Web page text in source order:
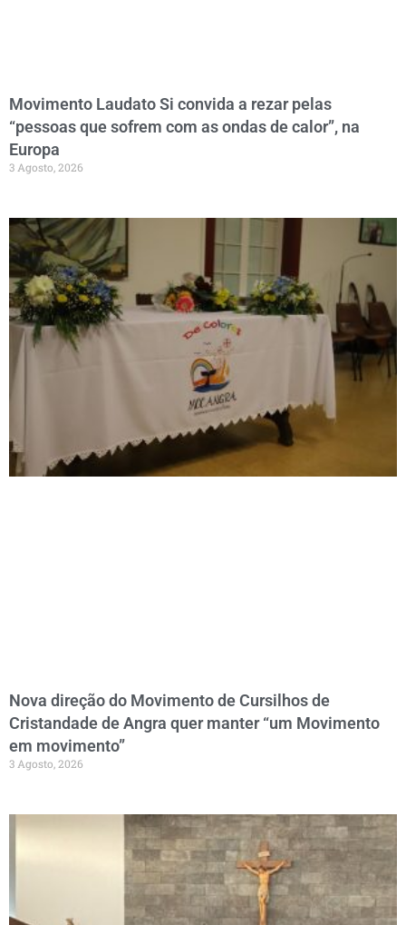
Movimento Laudato Si convida a rezar pelas
“pessoas que sofrem com as ondas de calor”, na
Europa
3 Agosto, 2026
Nova direção do Movimento de Cursilhos de
Cristandade de Angra quer manter “um Movimento
em movimento”
3 Agosto, 2026